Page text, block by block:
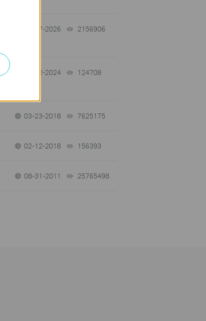
03-27-2026 2156906
08-02-2024 124708
03-23-2018 7625175
02-12-2018 156393
08-31-2011 25765498